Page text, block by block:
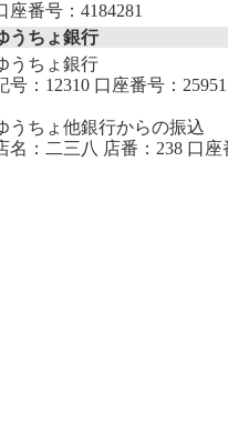
座番号：4184281
うちょ銀行
うちょ銀行
号：12310 口座番号：
うちょ他銀行からの振込
名：二三八 店番：238 口座